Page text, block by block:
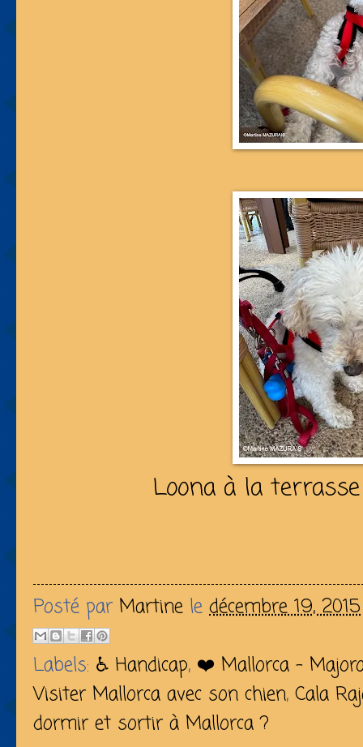
Loona à la
Posté par Martine le décembre 19, 2015
Labels: ♿️ Handicap, ❤️ Mallorca -
Visiter Mallorca avec son chien, Cala
dormir et sortir à Mallorca ?